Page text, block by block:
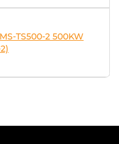
TS500-2 500KW